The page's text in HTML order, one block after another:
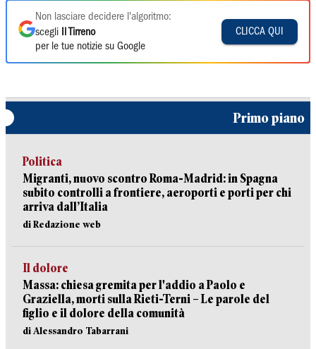
Non lasciare decidere l'algoritmo:
scegli
Il Tirreno
per le tue notizie su Google
CLICCA QUI
Primo piano
Politica
Migranti, nuovo scontro Roma-Madrid: in Spagna
subito controlli a frontiere, aeroporti e porti per chi
arriva dall’Italia
di Redazione web
Il dolore
Massa: chiesa gremita per l'addio a Paolo e
Graziella, morti sulla Rieti-Terni – Le parole del
figlio e il dolore della comunità
di Alessandro Tabarrani